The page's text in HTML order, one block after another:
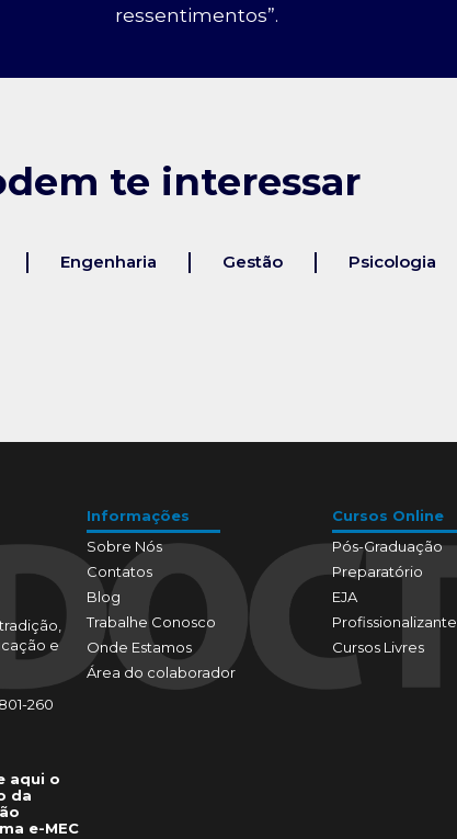
ressentimentos”.
te interessar
Engenharia Gestão Psicologia
e
260
Informações
Sobre Nós
Contatos
Blog
Trabalhe Conosco
Onde Estamos
Área do colaborador
Cursos Online
Pós-Graduação
Preparatório
EJA
Profissionalizante
Cursos Livres
aqui o
da
e-MEC